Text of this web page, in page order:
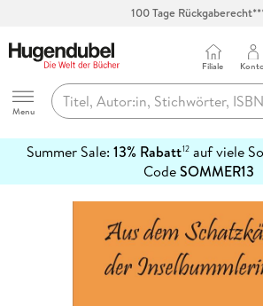
100 Tage
Hugendubel
Menu
Filiale Konto
Summer Sale: 13% Rabatt12auf viele
CodeSOMMER13
erfahren